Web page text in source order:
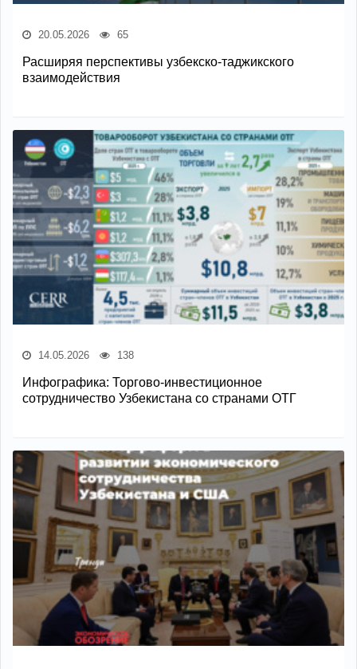
20.05.2026 65
Расширяя перспективы узбекско-таджикского
взаимодействия
14.05.2026 138
Инфографика: Торгово-инвестиционное
сотрудничество Узбекистана со странами ОТГ